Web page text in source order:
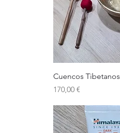
Cuencos Tibetanos
Precio
170,00 €